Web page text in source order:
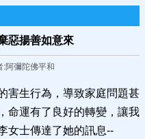
惡揚善如意來
:阿彌陀佛平和
害生行為，導致家庭問題甚
命運有了良好的轉變，讓我
女士傳達了她的訊息--